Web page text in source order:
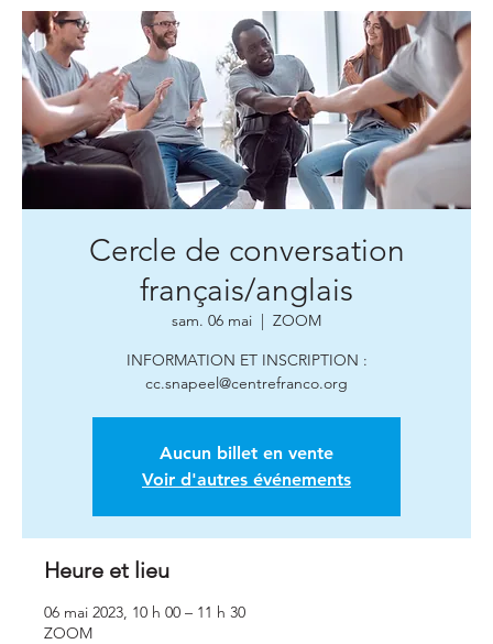
Cercle de conversation
français/anglais
sam. 06 mai
  |
ZOOM
INFORMATION ET INSCRIPTION :
cc.snapeel@centrefranco.org
Aucun billet en vente
Voir d'autres événements
Heure et lieu
06 mai 2023, 10 h 00 – 11 h 30
ZOOM